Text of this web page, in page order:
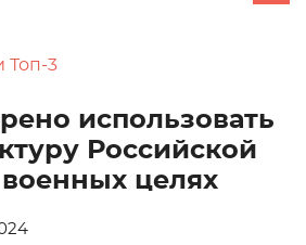
Топ-3
использовать
Российской
целях